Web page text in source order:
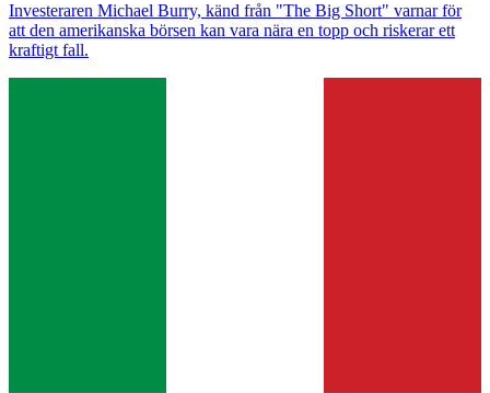
Investeraren Michael Burry, känd från "The Big Short" varnar för
att den amerikanska börsen kan vara nära en topp och riskerar ett
kraftigt fall.